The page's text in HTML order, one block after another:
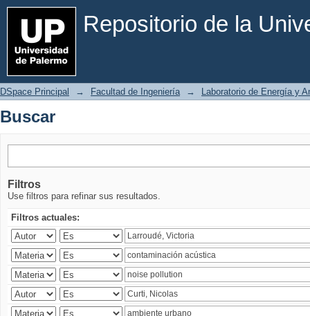
Repositorio de la
Buscar
DSpace Principal → Facultad de Ingeniería → Laboratorio de Energía y
Buscar
Filtros
Use filtros para refinar sus resultados.
Filtros actuales: